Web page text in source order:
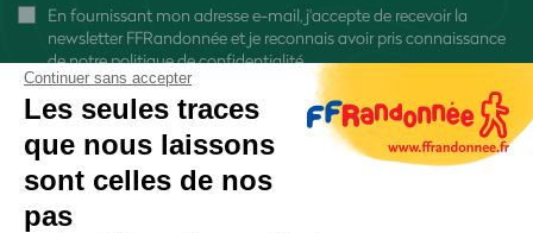
En fournissant mon adresse e-mail, j'accepte de recevoir la
newsletter FFRandonnée et je reconnais avoir pris connaissance
denotre politique de confidentialité
Continuer sans accepter
Les seules traces
que nous laissons
sont celles de nos
pas